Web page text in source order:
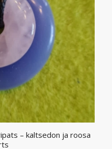
– kaltsedon ja roosa